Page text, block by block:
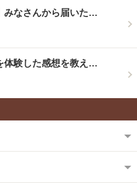
みなさんから届いた…
体験した感想を教え…